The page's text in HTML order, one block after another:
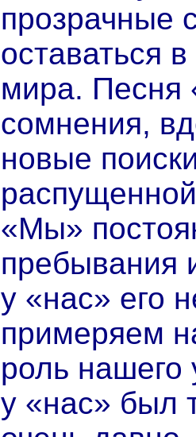
прозрачные
оставаться
мира. Песня
сомнения,
новые
«Мы»
пребывания
у «нас» его
примеряем
роль
у «нас» был